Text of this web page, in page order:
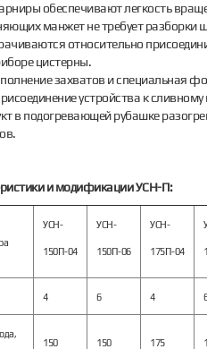
обеспечивают легкость
манжет не требует разборки
относительно
цистерны.
захватов и специальная
устройства к
в подогревающей рубашке
и модификации УСН-П:
УСН-
150П-04
УСН-
150П-06
УСН-
175П-04
4 6 4
150 150 175